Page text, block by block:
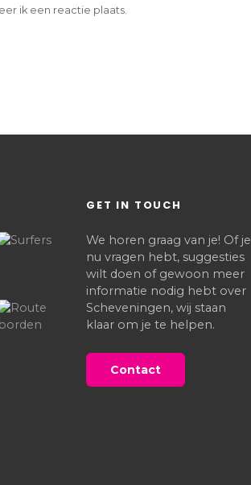
ik een reactie plaats.
GET IN TOUCH
We horen graag van je! Of je
nu vragen hebt, suggesties
wilt doen of gewoon meer
informatie nodig hebt over
Scheveningen, wij staan
klaar om je te helpen.
Contact